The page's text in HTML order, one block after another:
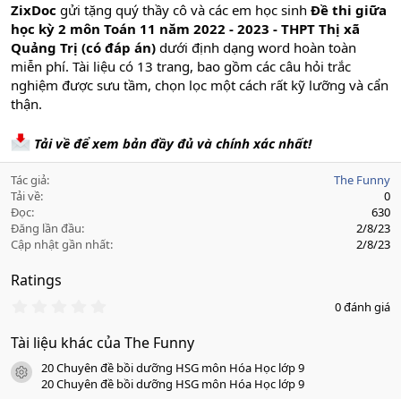
ZixDoc gửi tặng quý thầy cô và các em học sinh Đề thi giữa
học kỳ 2 môn Toán 11 năm 2022 - 2023 - THPT Thị xã
Quảng Trị (có đáp án) dưới định dạng word hoàn toàn
miễn phí. Tài liệu có 13 trang, bao gồm các câu hỏi trắc
nghiệm được sưu tầm, chọn lọc một cách rất kỹ lưỡng và cẩn
thận.
Tải về để xem bản đầy đủ và chính xác nhất!
Tác giả
The Funny
Tải về
0
Đọc
630
Đăng lần đầu
2/8/23
Cập nhật gần nhất
2/8/23
Ratings
0
0
s
a
o
0 đánh giá
Tài liệu khác của The Funny
icon tài liệu
20 Chuyên đề bồi dưỡng HSG môn Hóa Học lớp 9
20 Chuyên đề bồi dưỡng HSG môn Hóa Học lớp 9